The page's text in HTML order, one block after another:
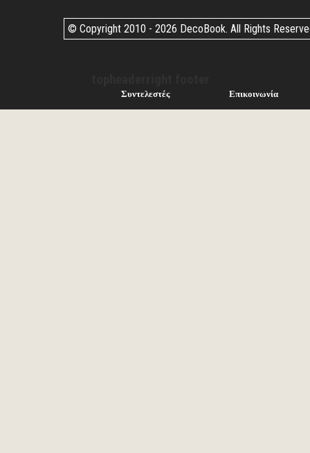
© Copyright 2010 - 2026 DecoBook. All Rights
Συντελεστές Επικοινωνία